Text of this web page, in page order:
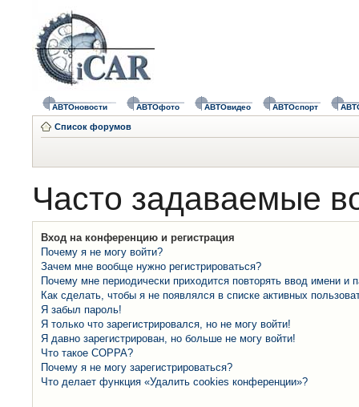
АВТОновости АВТОфото АВТОвидео АВТОспорт
Список форумов
Часто задаваемые
Вход на конференцию и регистрация
Почему я не могу войти?
Зачем мне вообще нужно регистрироваться?
Почему мне периодически приходится повторять ввод имени и
Как сделать, чтобы я не появлялся в списке активных
Я забыл пароль!
Я только что зарегистрировался, но не могу войти!
Я давно зарегистрирован, но больше не могу войти!
Что такое COPPA?
Почему я не могу зарегистрироваться?
Что делает функция «Удалить cookies конференции»?